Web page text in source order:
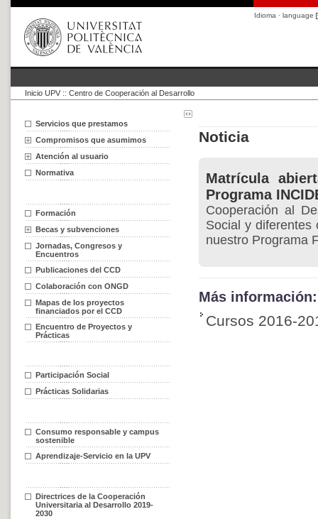
Idioma · language
Inicio UPV :: Centro de Cooperación al Desarrollo
Servicios que prestamos
Compromisos que asumimos
Atención al usuario
Normativa
Formación
Becas y subvenciones
Jornadas, Congresos y
Encuentros
Publicaciones del CCD
Colaboración con ONGD
Mapas de los proyectos
financiados por el CCD
Encuentro de Proyectos y
Prácticas
Participación Social
Prácticas Solidarias
Consumo responsable y campus
sostenible
Aprendizaje-Servicio en la UPV
Directrices de la Cooperación
Universitaria al Desarrollo 2019-
2030
Noticia
Matrícula
Programa
Cooperación al
Social y diferentes
nuestro Programa
Más información:
Cursos 2016-